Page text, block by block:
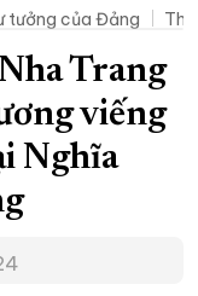
ĐỌC PHÓNG SỰ
ONLINE
tưởng của Đảng
Trang
viếng
Nghĩa